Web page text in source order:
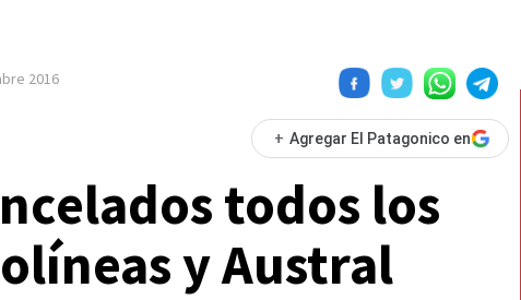
2016
+ Agregar El Patagonico en
todos los
y Austral